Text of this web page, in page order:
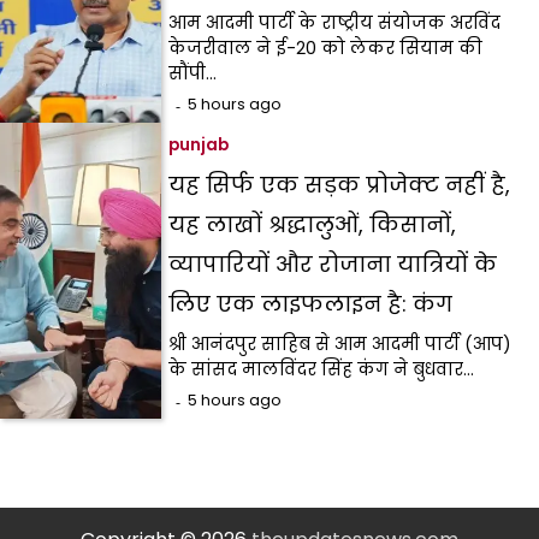
आम आदमी पार्टी के राष्ट्रीय संयोजक अरविंद
केजरीवाल ने ई-20 को लेकर सियाम की
सौंपी…
5 hours ago
punjab
यह सिर्फ एक सड़क प्रोजेक्ट नहीं है,
यह लाखों श्रद्धालुओं, किसानों,
व्यापारियों और रोजाना यात्रियों के
लिए एक लाइफलाइन है: कंग
श्री आनंदपुर साहिब से आम आदमी पार्टी (आप)
के सांसद मालविंदर सिंह कंग ने बुधवार…
5 hours ago